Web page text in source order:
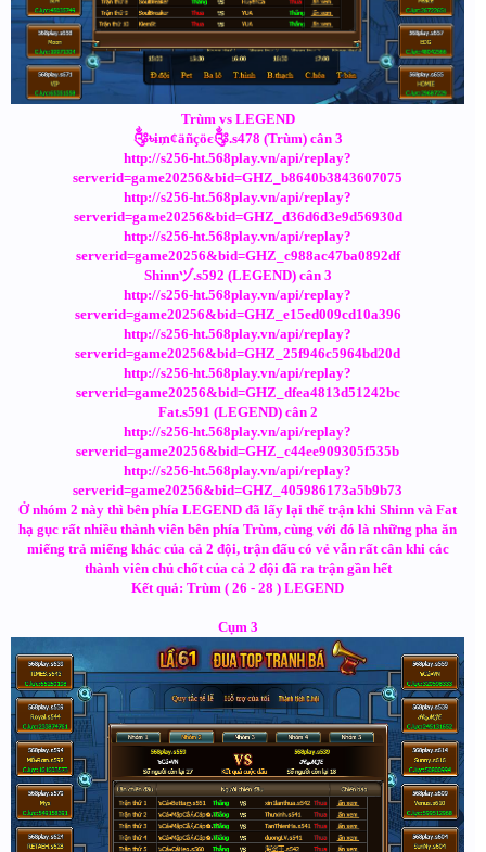
Trùm vs LEGEND
༂৳ɨ₥¢äñçöє༂.s478 (Trùm) cân 3
http://s256-ht.568play.vn/api/replay?
serverid=game20256&bid=GHZ_b8640b3843607075
http://s256-ht.568play.vn/api/replay?
serverid=game20256&bid=GHZ_d36d6d3e9d56930d
http://s256-ht.568play.vn/api/replay?
serverid=game20256&bid=GHZ_c988ac47ba0892df
Shinnヅ.s592 (LEGEND) cân 3
http://s256-ht.568play.vn/api/replay?
serverid=game20256&bid=GHZ_e15ed009cd10a396
http://s256-ht.568play.vn/api/replay?
serverid=game20256&bid=GHZ_25f946c5964bd20d
http://s256-ht.568play.vn/api/replay?
serverid=game20256&bid=GHZ_dfea4813d51242bc
Fat.s591 (LEGEND) cân 2
http://s256-ht.568play.vn/api/replay?
serverid=game20256&bid=GHZ_c44ee909305f535b
http://s256-ht.568play.vn/api/replay?
serverid=game20256&bid=GHZ_405986173a5b9b73
Ở nhóm 2 này thì bên phía LEGEND đã lấy lại thế trận khi Shinn và Fat
hạ gục rất nhiều thành viên bên phía Trùm, cùng với đó là những pha ăn
miếng trả miếng khác của cả 2 đội, trận đấu có vẻ vẫn rất cân khi các
thành viên chủ chốt của cả 2 đội đã ra trận gần hết
Kết quả: Trùm ( 26 - 28 ) LEGEND
Cụm 3